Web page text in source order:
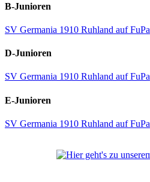
B-Junioren
SV Germania 1910 Ruhland auf FuPa
D-Junioren
SV Germania 1910 Ruhland auf FuPa
E-Junioren
SV Germania 1910 Ruhland auf FuPa